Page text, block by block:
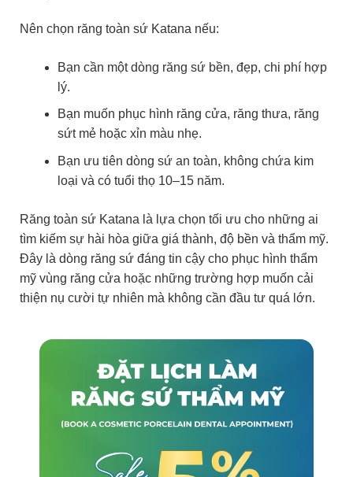
Nên chọn răng toàn sứ Katana nếu:
Bạn cần một dòng răng sứ bền, đẹp, chi phí hợp
lý.
Bạn muốn phục hình răng cửa, răng thưa, răng
sứt mẻ hoặc xỉn màu nhẹ.
Bạn ưu tiên dòng sứ an toàn, không chứa kim
loại và có tuổi thọ 10–15 năm.
Răng toàn sứ Katana là lựa chọn tối ưu cho những ai
tìm kiếm sự hài hòa giữa giá thành, độ bền và thẩm mỹ.
Đây là dòng răng sứ đáng tin cậy cho phục hình thẩm
mỹ vùng răng cửa hoặc những trường hợp muốn cải
thiện nụ cười tự nhiên mà không cần đầu tư quá lớn.